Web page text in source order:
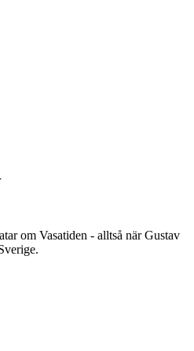
om Vasatiden - alltså när Gustav